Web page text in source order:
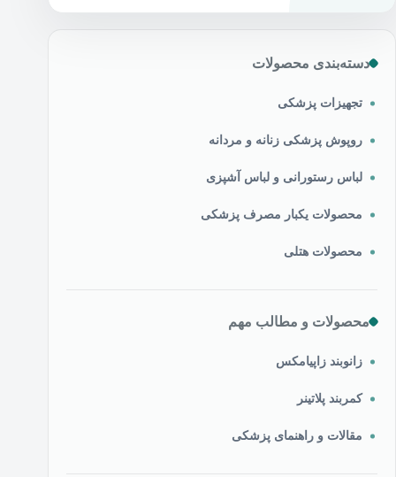
دسته‌بندی محصولات
تجهیزات پزشکی
روپوش پزشکی زنانه و مردانه
لباس رستورانی و لباس آشپزی
محصولات یکبار مصرف پزشکی
محصولات هتلی
محصولات و مطالب مهم
زانوبند زاپیامکس
کمربند پلاتینر
مقالات و راهنمای پزشکی